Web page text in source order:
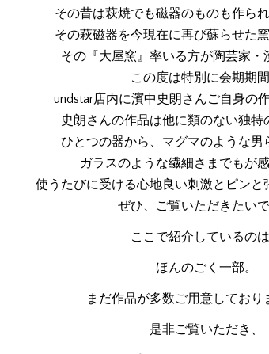
その昔は萩焼でも磁器のものも作ら
その萩磁器を今現在に再び蘇らせた
その『大屋窯』率いる方が陶芸家・
この度は特別に会期期間
undstar店内に濱中史朗さんご自身の
史朗さんの作品は他に類のない独特
ひとつの器から、マグマのような男
ガラスのような繊細さまでもが感
使うたびに受ける心地良い刺激とピンと
ぜひ、ご覧いただきたいで
ここで紹介しているのは
ほんのごく一部。
まだ作品が多数ご用意しており
是非ご覧いただき、